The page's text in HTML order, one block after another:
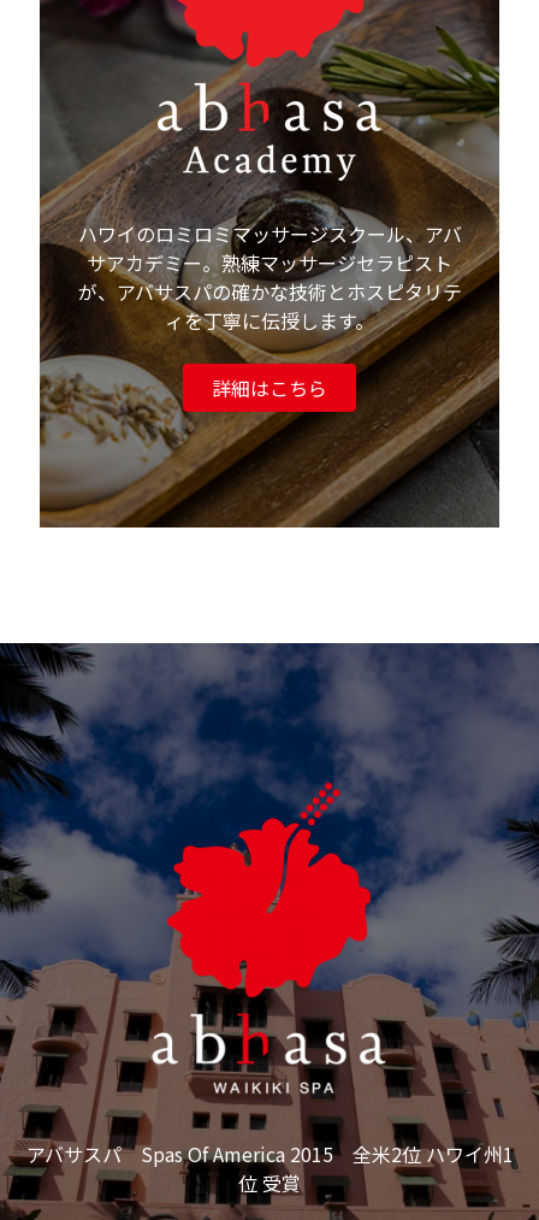
ハワイのロミロミマッサージスクール、アバ
サアカデミー。熟練マッサージセラピスト
が、アバサスパの確かな技術とホスピタリテ
ィを丁寧に伝授します。
詳細はこちら
アバサスパ Spas Of America 2015 全米2位 ハワイ州1
位 受賞